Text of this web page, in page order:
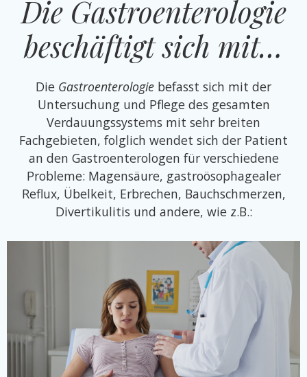
Die Gastroenterologie
beschäftigt sich mit…
Die Gastroenterologie befasst sich mit der
Untersuchung und Pflege des gesamten
Verdauungssystems mit sehr breiten
Fachgebieten, folglich wendet sich der Patient
an den Gastroenterologen für verschiedene
Probleme: Magensäure, gastroösophagealer
Reflux, Übelkeit, Erbrechen, Bauchschmerzen,
Divertikulitis und andere, wie z.B.: